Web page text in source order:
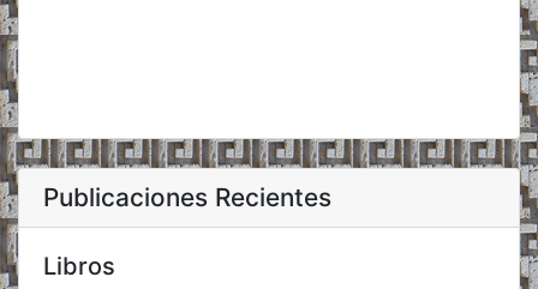
Publicaciones Recientes
Libros